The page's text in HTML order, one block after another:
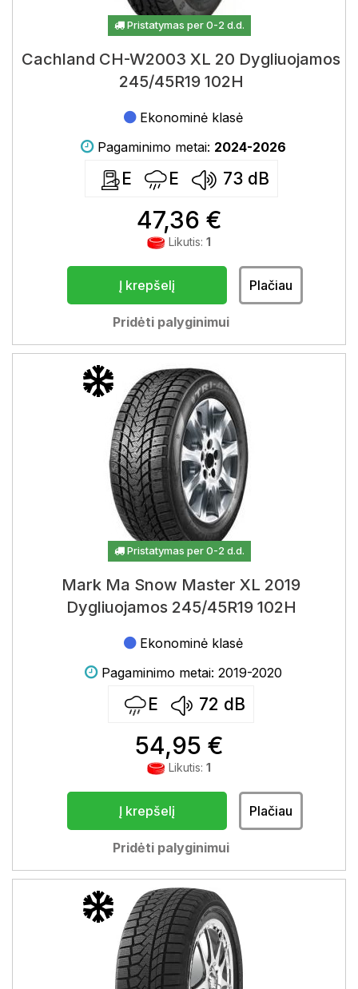
Pristatymas per 0-2 d.d.
Cachland CH-W2003 XL 20 Dygliuojamos
245/45R19 102H
Ekonominė klasė
Pagaminimo metai: 2024-2026
E E 73 dB
47,36 €
Likutis: 1
Į krepšelį Plačiau
Pridėti palyginimui
Pristatymas per 0-2 d.d.
Mark Ma Snow Master XL 2019
Dygliuojamos 245/45R19 102H
Ekonominė klasė
Pagaminimo metai: 2019-2020
E 72 dB
54,95 €
Likutis: 1
Į krepšelį Plačiau
Pridėti palyginimui